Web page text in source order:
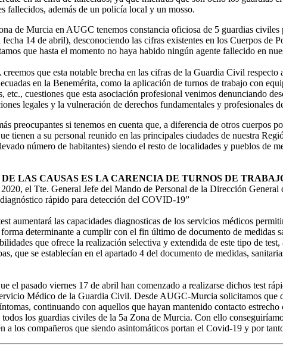
fallecidos, además de un policía local y un mosso.
de Murcia en AUGC tenemos constancia oficiosa de 5 guardias
14 de abril), desconociendo las cifras existentes en los Cuerpos
que hasta el momento no haya habido ningún agente fallecido en
que esta notable brecha en las cifras de la Guardia Civil respecto
en la Benemérita, como la aplicación de turnos de trabajo con
etc., cuestiones que esta asociación profesional venimos denunciando
legales y la vulneración de derechos fundamentales y profesionales
preocupantes si tenemos en cuenta que, a diferencia de otros cuerpos
tienen a su personal reunido en las principales ciudades de nuestra
número de habitantes) siendo el resto de localidades y pueblos de
LAS CAUSAS ES LA CARENCIA DE TURNOS DE
el Tte. General Jefe del Mando de Personal de la Dirección
rápido para detección del COVID-19”
aumentará las capacidades diagnosticas de los servicios médicos
determinante a cumplir con el fin último de documento de medidas
que ofrece la realización selectiva y extendida de este tipo de
que se establecían en el apartado 4 del documento de medidas,
el pasado viernes 17 de abril han comenzado a realizarse dichos test
Médico de la Guardia Civil. Desde AUGC-Murcia solicitamos que
continuando con aquellos que hayan mantenido contacto
los guardias civiles de la 5a Zona de Murcia. Con ello
a los compañeros que siendo asintomáticos portan el Covid-19 y por